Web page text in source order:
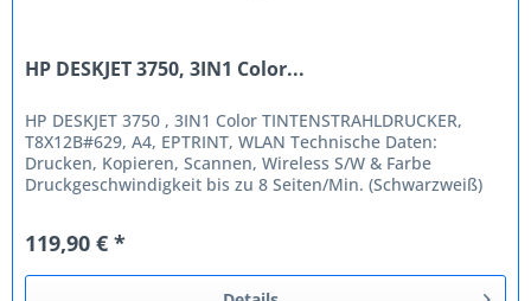
HP DESKJET 3750, 3IN1 Color...
HP DESKJET 3750 , 3IN1 Color TINTENSTRAHLDRUCKER,
T8X12B#629, A4, EPTRINT, WLAN Technische Daten:
Drucken, Kopieren, Scannen, Wireless S/W & Farbe
Druckgeschwindigkeit bis zu 8 Seiten/Min. (Schwarzweiß)
119,90 € *